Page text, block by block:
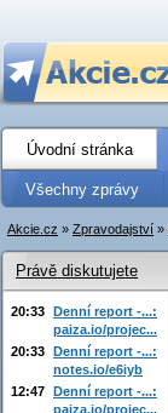
Úvodní stránka
Všechny zprávy
Akcie.cz » Zpravodajství »
Právě diskutujete
20:33 Denní report -...:
paiza.io/projec...
20:33 Denní report -...:
notes.io/e6iyb
12:47 Denní report -...:
paiza.io/projec...